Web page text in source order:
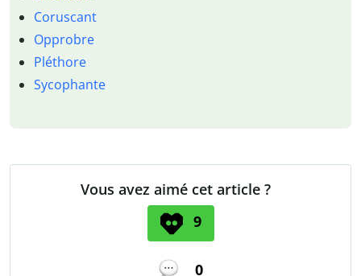
Coruscant
Opprobre
Pléthore
Sycophante
Vous avez aimé cet article ?
9
0